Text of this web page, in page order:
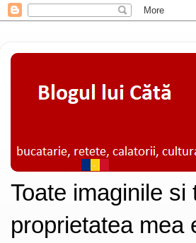
Toate imaginile
proprietatea mea